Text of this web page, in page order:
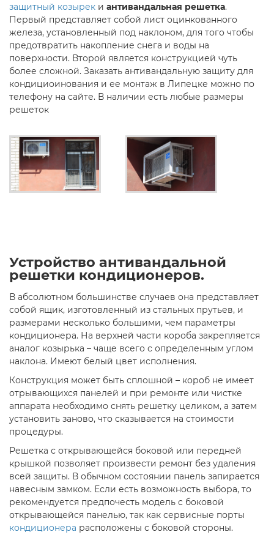
защитный козырек и антивандальная решетка.
Первый представляет собой лист оцинкованного
железа, установленный под наклоном, для того чтобы
предотвратить накопление снега и воды на
поверхности. Второй является конструкцией чуть
более сложной. Заказать антивандальную защиту для
кондициоинования и ее монтаж в Липецке можно по
телефону на сайте. В наличии есть любые размеры
решеток
Устройство антивандальной
решетки кондиционеров.
В абсолютном большинстве случаев она представляет
собой ящик, изготовленный из стальных прутьев, и
размерами несколько большими, чем параметры
кондиционера. На верхней части короба закрепляется
аналог козырька – чаще всего с определенным углом
наклона. Имеют белый цвет исполнения.
Конструкция может быть сплошной – короб не имеет
отрывающихся панелей и при ремонте или чистке
аппарата необходимо снять решетку целиком, а затем
установить заново, что сказывается на стоимости
процедуры.
Решетка с открывающейся боковой или передней
крышкой позволяет произвести ремонт без удаления
всей защиты. В обычном состоянии панель запирается
навесным замком. Если есть возможность выбора, то
рекомендуется предпочесть модель с боковой
открывающейся панелью, так как сервисные порты
кондиционера расположены с боковой стороны.